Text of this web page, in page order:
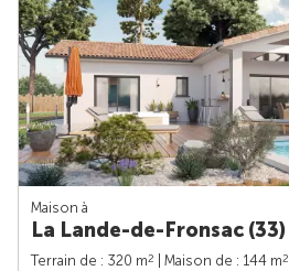
Maison à
La Lande-de-Fronsac (33)
Terrain de : 320 m2 | Maison de : 144 m2